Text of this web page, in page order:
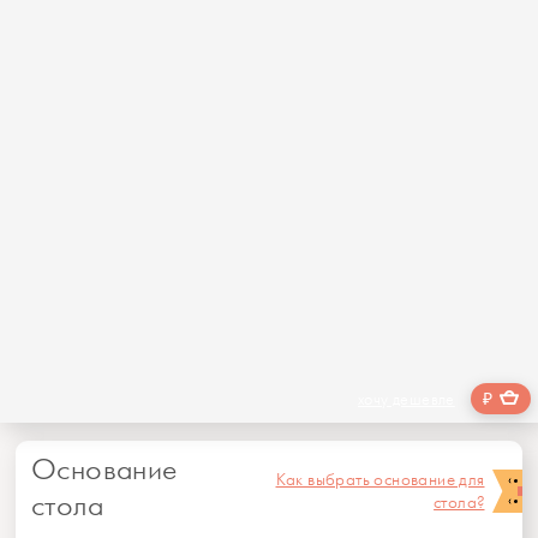
₽
Основание
стола
Как выбрать основание для
стола?